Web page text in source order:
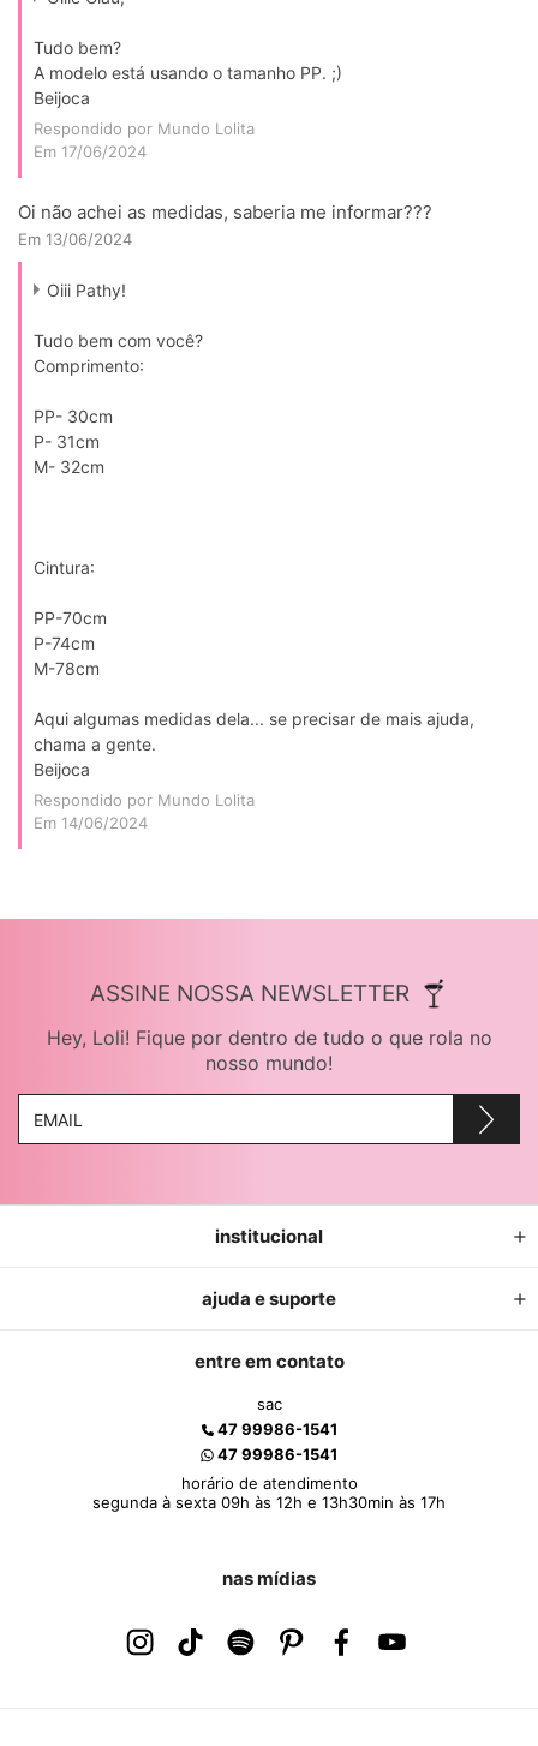
Tudo bem?
A modelo está usando o tamanho PP. ;)
Beijoca
Respondido por Mundo Lolita
Em 17/06/2024
Oi não achei as medidas, saberia me informar???
Em 13/06/2024
Oiii Pathy!
Tudo bem com você?
Comprimento:
PP- 30cm
P- 31cm
M- 32cm
Cintura:
PP-70cm
P-74cm
M-78cm
Aqui algumas medidas dela... se precisar de mais ajuda,
chama a gente.
Beijoca
Respondido por Mundo Lolita
Em 14/06/2024
ASSINE NOSSA NEWSLETTER
Hey, Loli! Fique por dentro de tudo o que rola no
nosso mundo!
institucional
ajuda e suporte
entre em contato
sac
47 99986-1541
47 99986-1541
horário de atendimento
segunda à sexta 09h às 12h e 13h30min às 17h
nas mídias